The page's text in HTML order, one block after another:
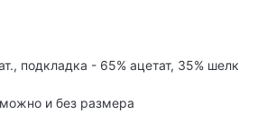
подкладка - 65% ацетат, 35% шелк
и без размера